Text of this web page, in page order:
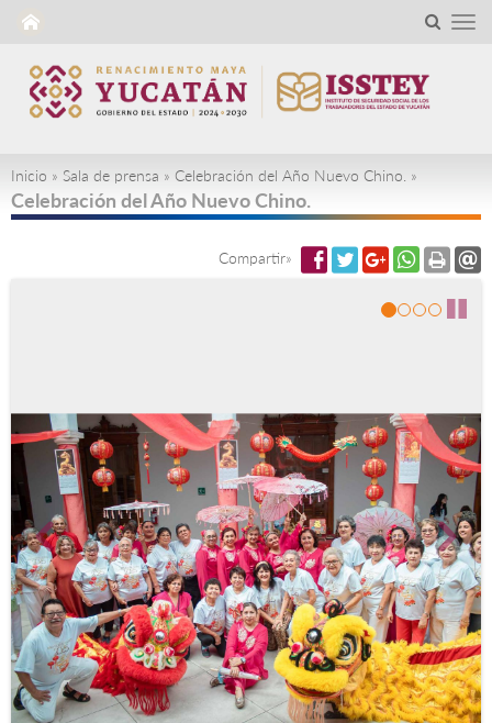
Inicio » Sala de prensa » Celebración del Año Nuevo Chino. »
Celebración del Año Nuevo Chino.
Compartir»